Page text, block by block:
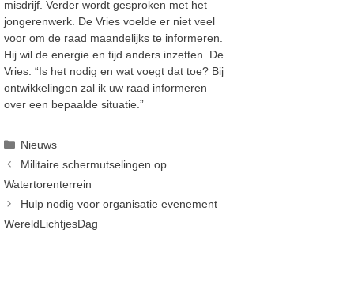
misdrijf. Verder wordt gesproken met het
jongerenwerk. De Vries voelde er niet veel
voor om de raad maandelijks te informeren.
Hij wil de energie en tijd anders inzetten. De
Vries: “Is het nodig en wat voegt dat toe? Bij
ontwikkelingen zal ik uw raad informeren
over een bepaalde situatie.”
Categorieën
Nieuws
Militaire schermutselingen op
Watertorenterrein
Hulp nodig voor organisatie evenement
WereldLichtjesDag